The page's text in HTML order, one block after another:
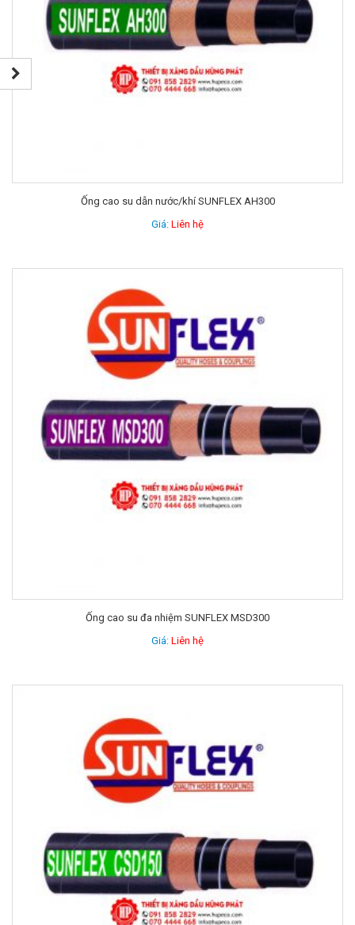
Ống cao su dẫn nước/khí SUNFLEX AH300
Giá: Liên hệ
Ống cao su đa nhiệm SUNFLEX MSD300
Giá: Liên hệ